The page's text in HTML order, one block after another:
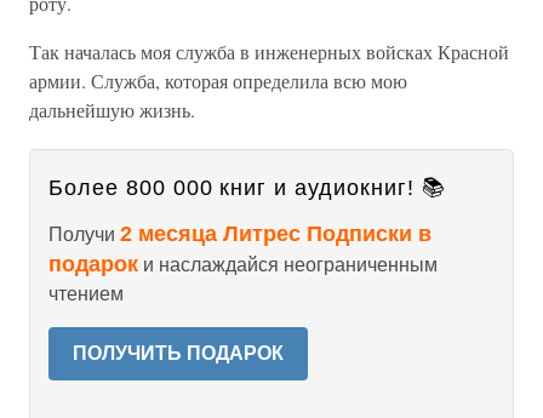
Так началась моя служба в инженерных войсках Красной
армии. Служба, которая определила всю мою
дальнейшую жизнь.
Более 800 000 книг и аудиокниг! 📚
Получи 2 месяца Литрес Подписки в
подарок и наслаждайся неограниченным
чтением
ПОЛУЧИТЬ ПОДАРОК